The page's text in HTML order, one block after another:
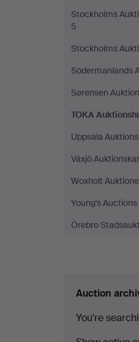
Stockholms
5
Stockholms
Södermanlands
Sørensen
TOKA
Uppsala
Växjö
Woxholt
Young's Auctions
Örebro
Auction
You're